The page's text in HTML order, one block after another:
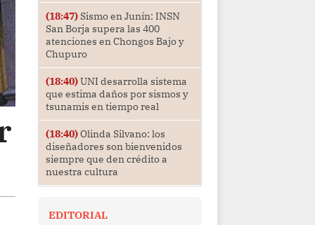
(18:47)Sismo en Junín: INSN
San Borja supera las 400
atenciones en Chongos Bajo y
Chupuro
(18:40)UNI desarrolla sistema
que estima daños por sismos y
tsunamis en tiempo real
(18:40)Olinda Silvano: los
diseñadores son bienvenidos
siempre que den crédito a
nuestra cultura
EDITORIAL